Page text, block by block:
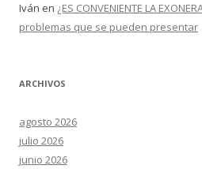
Iván en ¿ES CONVENIENTE LA
problemas que se pueden presentar
ARCHIVOS
agosto 2026
julio 2026
junio 2026